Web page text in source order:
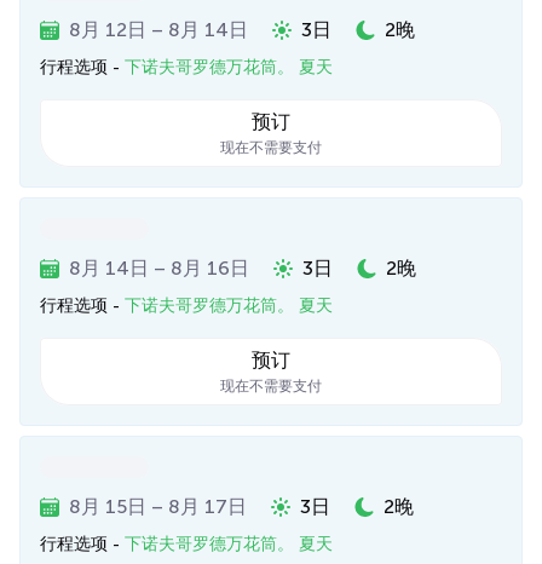
8月 12日 – 8月 14日 3日 2晚
行程选项 - 下诺夫哥罗德万花筒。 夏天
预订
现在不需要支付
8月 14日 – 8月 16日 3日 2晚
行程选项 - 下诺夫哥罗德万花筒。 夏天
预订
现在不需要支付
8月 15日 – 8月 17日 3日 2晚
行程选项 - 下诺夫哥罗德万花筒。 夏天